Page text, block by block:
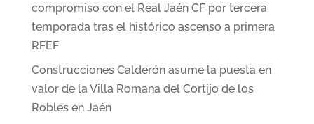
compromiso con el Real Jaén CF por tercera
temporada tras el histórico ascenso a primera
RFEF
Construcciones Calderón asume la puesta en
valor de la Villa Romana del Cortijo de los
Robles en Jaén